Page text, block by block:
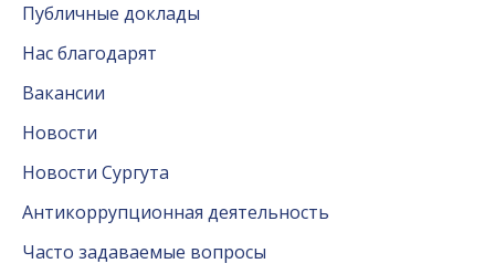
Публичные доклады
Нас благодарят
Вакансии
Новости
Новости Сургута
Антикоррупционная деятельность
Часто задаваемые вопросы